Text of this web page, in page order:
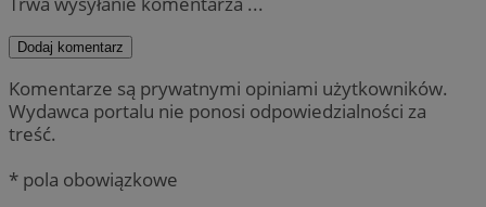
Dodaj komentarz
Komentarze są prywatnymi opiniami użytkowników.
Wydawca portalu nie ponosi odpowiedzialności za
treść.
* pola obowiązkowe